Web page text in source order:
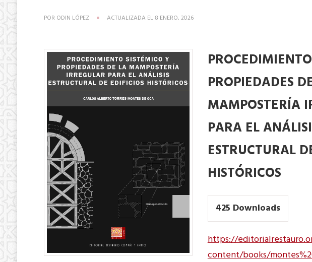
POR ODIN LÓPEZ ACTUALIZADA EL 8 ENERO, 2026
PROPIEDADES
MAMPOSTERÍA
PARA EL
ESTRUCTURAL
HISTÓRICOS
425 Downloads
https://
content/books/